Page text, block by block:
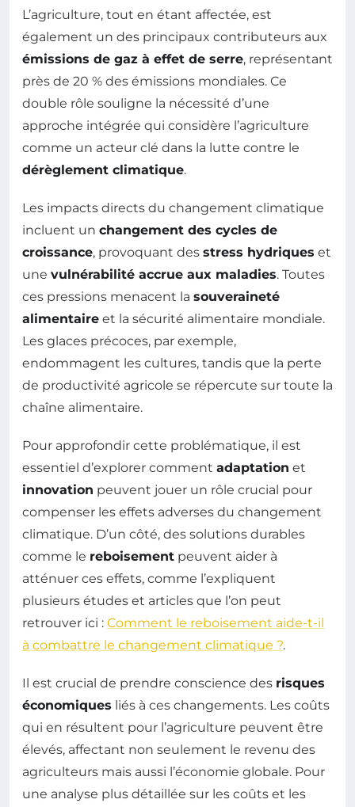
L’agriculture, tout en étant affectée, est
également un des principaux contributeurs aux
émissions de gaz à effet de serre, représentant
près de 20 % des émissions mondiales. Ce
double rôle souligne la nécessité d’une
approche intégrée qui considère l’agriculture
comme un acteur clé dans la lutte contre le
dérèglement climatique.
Les impacts directs du changement climatique
incluent un changement des cycles de
croissance, provoquant des stress hydriques et
une vulnérabilité accrue aux maladies. Toutes
ces pressions menacent la souveraineté
alimentaire et la sécurité alimentaire mondiale.
Les glaces précoces, par exemple,
endommagent les cultures, tandis que la perte
de productivité agricole se répercute sur toute la
chaîne alimentaire.
Pour approfondir cette problématique, il est
essentiel d’explorer comment adaptation et
innovation peuvent jouer un rôle crucial pour
compenser les effets adverses du changement
climatique. D’un côté, des solutions durables
comme le reboisement peuvent aider à
atténuer ces effets, comme l’expliquent
plusieurs études et articles que l’on peut
retrouver ici : Comment le reboisement aide-t-il
à combattre le changement climatique ?.
Il est crucial de prendre conscience des risques
économiques liés à ces changements. Les coûts
qui en résultent pour l’agriculture peuvent être
élevés, affectant non seulement le revenu des
agriculteurs mais aussi l’économie globale. Pour
une analyse plus détaillée sur les coûts et les